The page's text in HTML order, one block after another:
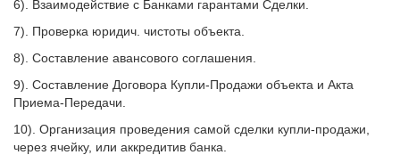
6). Взаимодействие с Банками гарантами Сделки.
7). Проверка юридич. чистоты объекта.
8). Составление авансового соглашения.
9). Составление Договора Купли-Продажи объекта и Акта
Приема-Передачи.
10). Организация проведения самой сделки купли-продажи,
через ячейку, или аккредитив банка.